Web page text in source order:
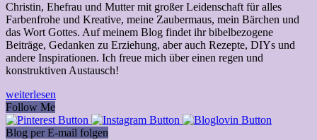
Christin, Ehefrau und Mutter mit großer Leidenschaft für alles
Farbenfrohe und Kreative, meine Zaubermaus, mein Bärchen und
das Wort Gottes. Auf meinem Blog findet ihr bibelbezogene
Beiträge, Gedanken zu Erziehung, aber auch Rezepte, DIYs und
andere Inspirationen. Ich freue mich über einen regen und
konstruktiven Austausch!
weiterlesen
Follow Me
Blog per E-mail folgen